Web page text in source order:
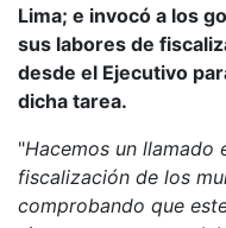
Lima; e invocó a los
sus labores de
desde el Ejecutivo
dicha tarea.
"Hacemos un llamado
fiscalización de los
comprobando que